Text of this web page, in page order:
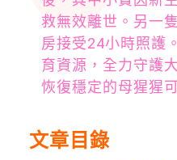
救無效離世。另一
房接受24小時照護
育資源，全力守護
恢復穩定的母猩猩
文章目錄